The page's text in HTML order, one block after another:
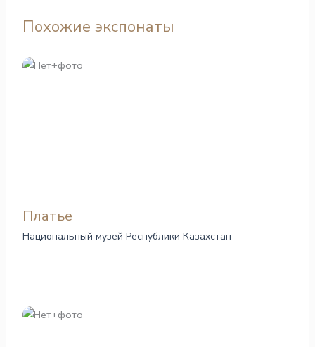
Похожие экспонаты
Платье
Национальный музей Республики Казахстан